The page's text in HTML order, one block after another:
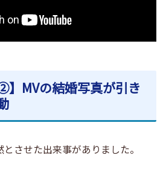
】MVの結婚写真が引き
させた出来事がありました。